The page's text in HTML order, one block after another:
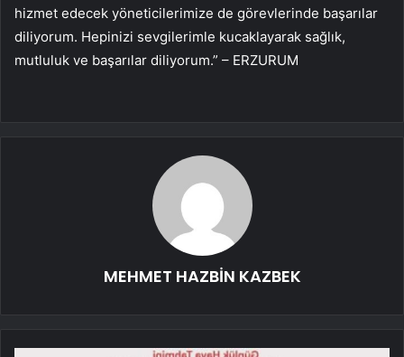
hizmet edecek yöneticilerimize de görevlerinde başarılar
diliyorum. Hepinizi sevgilerimle kucaklayarak sağlık,
mutluluk ve başarılar diliyorum.” – ERZURUM
MEHMET HAZBİN KAZBEK